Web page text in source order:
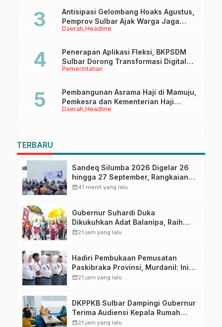
Daerah Headline
Antisipasi Gelombang Hoaks Agustus,
Pemprov Sulbar Ajak Warga Jaga
Ruang Digital
Pemerintahan
Penerapan Aplikasi Fleksi, BKPSDM
Sulbar Dorong Transformasi Digital
Sistem Kehadiran ASN
Daerah Headline
Pembangunan Asrama Haji di Mamuju,
Pemkesra dan Kementerian Haji
Sulbar Tinjau Lokasi
TERBARU
Sandeq Silumba 2026 Digelar 26
hingga 27 September, Rangkaian
HUT Sulbar
calendar_month41 menit yang lalu
Gubernur Suhardi Duka
Dikukuhkan Adat Balanipa, Raih
Gelar Sulo Tappidena
calendar_month21 jam yang lalu
Hadiri Pembukaan Pemusatan
Paskibraka Provinsi, Murdanil: Ini
Membentuk Karakter Hingga
calendar_month21 jam yang lalu
DKPPKB Sulbar Dampingi Gubernur
Terima Audiensi Kepala Rumah
Sakit TK. III Punggawa Malolo
calendar_month21 jam yang lalu